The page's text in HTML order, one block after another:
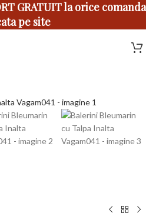
GRATUIT la orice comanda
pe site